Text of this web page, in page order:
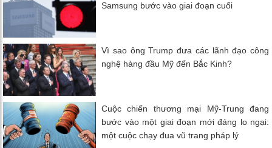
Samsung bước vào giai đoạn cuối
Vì sao ông Trump đưa các lãnh đạo công
nghệ hàng đầu Mỹ đến Bắc Kinh?
Cuộc chiến thương mại Mỹ-Trung đang
bước vào một giai đoạn mới đáng lo ngại:
một cuộc chạy đua vũ trang pháp lý